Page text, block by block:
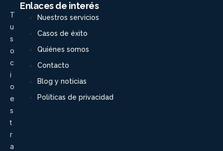
T
u
s
o
c
i
o
e
s
t
r
a
Enlaces de interés
Nuestros servicios
Casos de éxito
Quiénes somos
Contacto
Blog y noticias
Políticas de privacidad